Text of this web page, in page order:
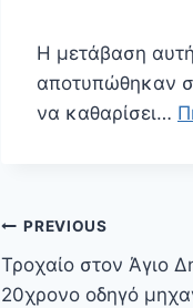
Η μετάβαση
αποτυπώθηκαν
να καθαρίσει…
Πλοήγηση
άρθρων
PREVIOUS
Τροχαίο στον Άγιο
20χρονο οδηγό